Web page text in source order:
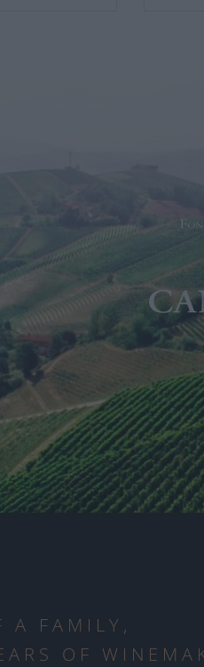
A FAMILY,
OF